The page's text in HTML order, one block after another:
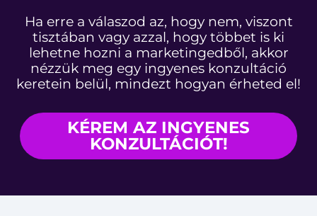
Ha erre a válaszod az, hogy nem, viszont
tisztában vagy azzal, hogy többet is ki
lehetne hozni a marketingedből, akkor
nézzük meg egy ingyenes konzultáció
keretein belül, mindezt hogyan érheted el!
KÉREM AZ INGYENES
KONZULTÁCIÓT!